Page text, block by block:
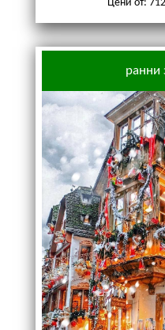
Цени от:
ранни